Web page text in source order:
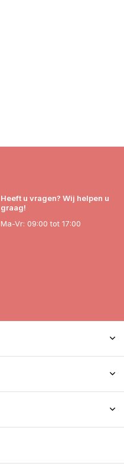
Heeft u vragen? Wij helpen u
graag!
Ma-Vr: 09:00 tot 17:00